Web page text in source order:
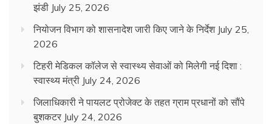
झंडी July 25, 2026
नियोजन विभाग को शासनादेश जारी किए जाने के निर्देश July 25,
2026
टिहरी मेडिकल कॉलेज से स्वास्थ्य सेवाओं को मिलेगी नई दिशा :
स्वास्थ्य मंत्री July 24, 2026
जिलाधिकारी ने पायलट प्रोजेक्ट के तहत ग्राम प्रधानों को सौंपे
बुशकटर July 24, 2026